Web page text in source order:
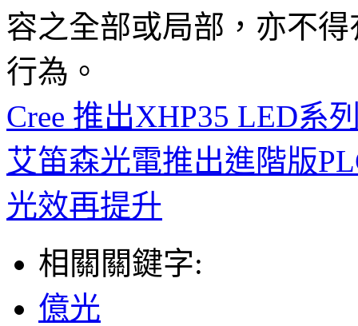
容之全部或局部，亦不
行為。
Cree 推出XHP35 LED系
艾笛森光電推出進階版
光效再提升
相關關鍵字:
億光